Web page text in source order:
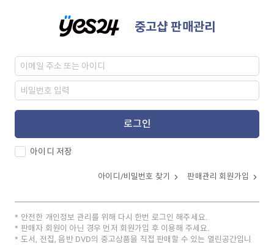
중고샵 판매관리
로그인
아이디 저장
아이디/비밀번호 찾기 판매관리 회원가입
안전한 개인정보 관리를 위해 다시 한번 로그인 해주세요.
판매자 회원이 아닌 경우 먼저 회원가입 후 이용해 주세요.
도서, 전집, 음반 DVD의 중고상품을 직접 판매할 수 있는 열린공간입니